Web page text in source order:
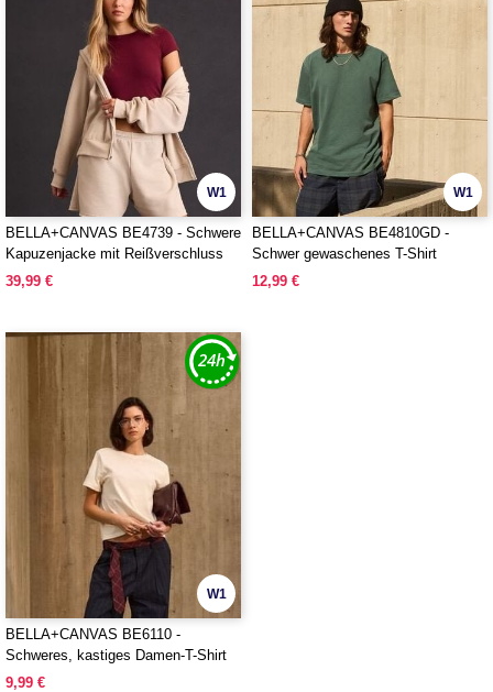
W1
BELLA+CANVAS BE4739 - Schwere
Kapuzenjacke mit Reißverschluss
39,99 €
W1
BELLA+CANVAS BE4810GD -
Schwer gewaschenes T-Shirt
12,99 €
W1
BELLA+CANVAS BE6110 -
Schweres, kastiges Damen-T-Shirt
9,99 €